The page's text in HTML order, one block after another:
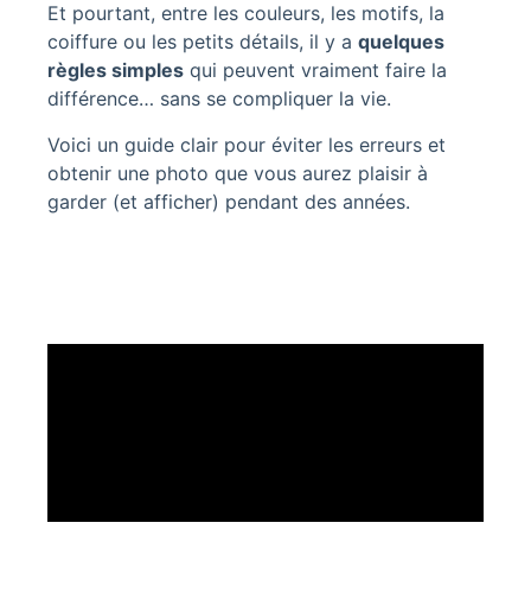
Et pourtant, entre les couleurs, les motifs, la
coiffure ou les petits détails, il y a quelques
règles simples qui peuvent vraiment faire la
différence… sans se compliquer la vie.
Voici un guide clair pour éviter les erreurs et
obtenir une photo que vous aurez plaisir à
garder (et afficher) pendant des années.